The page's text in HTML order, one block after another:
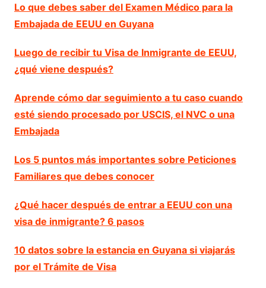
Lo que debes saber del Examen Médico para la
Embajada de EEUU en Guyana
Luego de recibir tu Visa de Inmigrante de EEUU,
¿qué viene después?
Aprende cómo dar seguimiento a tu caso cuando
esté siendo procesado por USCIS, el NVC o una
Embajada
Los 5 puntos más importantes sobre Peticiones
Familiares que debes conocer
¿Qué hacer después de entrar a EEUU con una
visa de inmigrante? 6 pasos
10 datos sobre la estancia en Guyana si viajarás
por el Trámite de Visa